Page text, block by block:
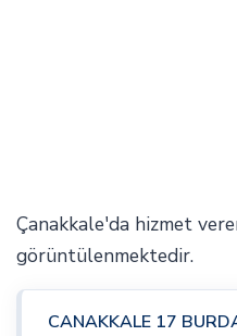
Çanakkale'da hizmet
görüntülenmektedir.
CANAKKALE 17